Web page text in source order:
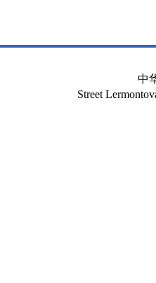
中
Street